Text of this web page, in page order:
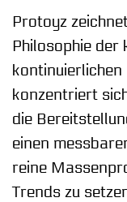
Protoyz
Philosophie
konzentriert
die
einen
reine
Trends zu